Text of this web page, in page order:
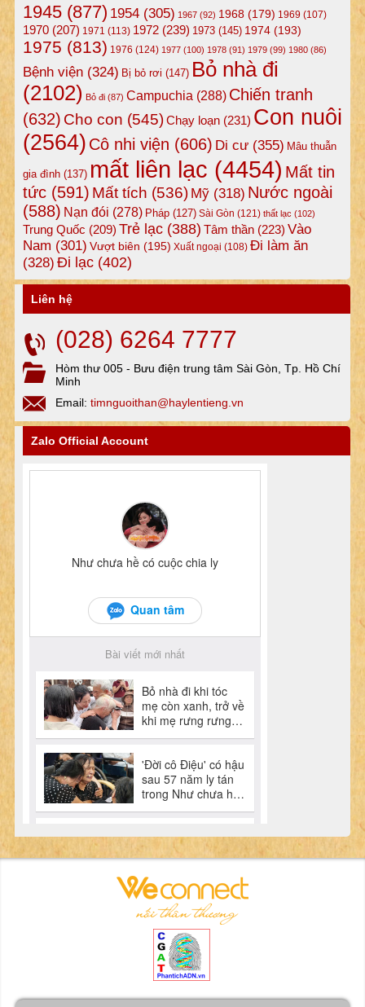
1945(877) 1954(305) 1967(92) 1968(179) 1969 (107)
1970(207) 1971 (113) 1972(239) 1973(145) 1974(193)
1975 (813) 1976 (124) 1977(100) 1978(91) 1979(99) 1980(86)
Bệnh viện(324) Bị bỏ rơi (147) Bỏ nhà đi
(2102) Bỏ đi(87) Campuchia (288) Chiến tranh
(632) Cho con (545)Chạy loạn(231) Con nuôi
(2564) Cô nhi viện (606) Di cư(355) Mâu thuẫn
gia đình(137) mất liên lạc (4454) Mất tin
tức(591) Mất tích (536) Mỹ(318) Nước ngoài
(588) Nạn đói (278) Pháp(127) Sài Gòn (121) thất lạc (102)
Trung Quốc (209) Trẻ lạc(388) Tâm thần(223) Vào
Nam (301) Vượt biên (195) Xuất ngoại (108) Đi làm ăn
(328) Đi lạc(402)
Liên hệ
(028) 6264 7777
Hòm thư 005 - Bưu điện trung tâm Sài Gòn, Tp. Hồ Chí
Minh
Email: timnguoithan@haylentieng.vn
Zalo Official Account